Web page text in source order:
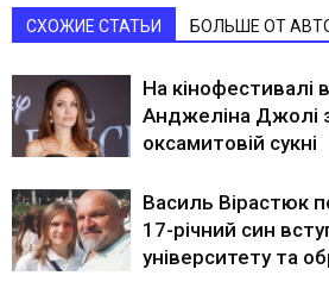
СХОЖИЕ СТАТЬИ БОЛЬШЕ ОТ
На кінофестивалі
Анджеліна Джолі
оксамитовій сукні
Василь Вірастюк
17-річний син
університету та